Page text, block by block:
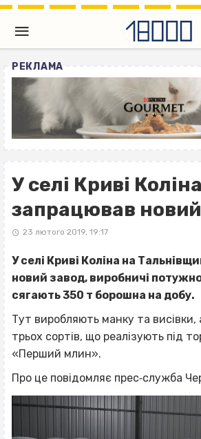
РЕКЛАМА
У селі Криві Коліна
запрацював
23 лютого 2019, 19:17
У селі Криві Коліна на
новий завод, виробничі
сягають 350 т борошна на добу.
Тут виробляють манку та
трьох сортів, що реалізують під
«Перший млин».
Про це повідомляє прес‐служба